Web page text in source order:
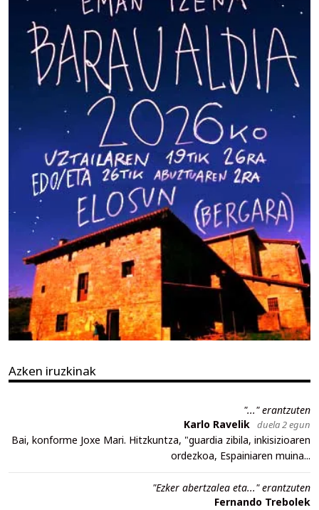
Azken iruzkinak
"..." erantzuten
Karlo Ravelik duela 2 egun
Bai, konforme Joxe Mari. Hitzkuntza, "guardia zibila, inkisizioaren
ordezkoa, Espainiaren muina...
"Ezker abertzalea eta..." erantzuten
Fernando Trebolek